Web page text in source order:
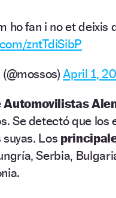
ho fan i no et deixis
zntTdiSibP
April 1,
Automovilistas
Se detectó que
Los
Serbia,